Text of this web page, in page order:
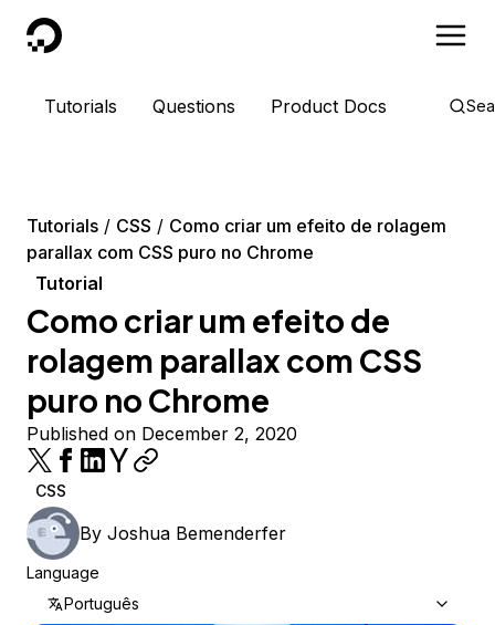
DigitalOcean
Tutorials Questions Product Docs
Tutorials CSS
Como criar um efeito de rolagem
parallax com CSS puro no Chrome
Tutorial
Como criar um efeito de
rolagem parallax com CSS
puro no Chrome
Published on December 2, 2020
CSS
By Joshua Bemenderfer
Language
Português